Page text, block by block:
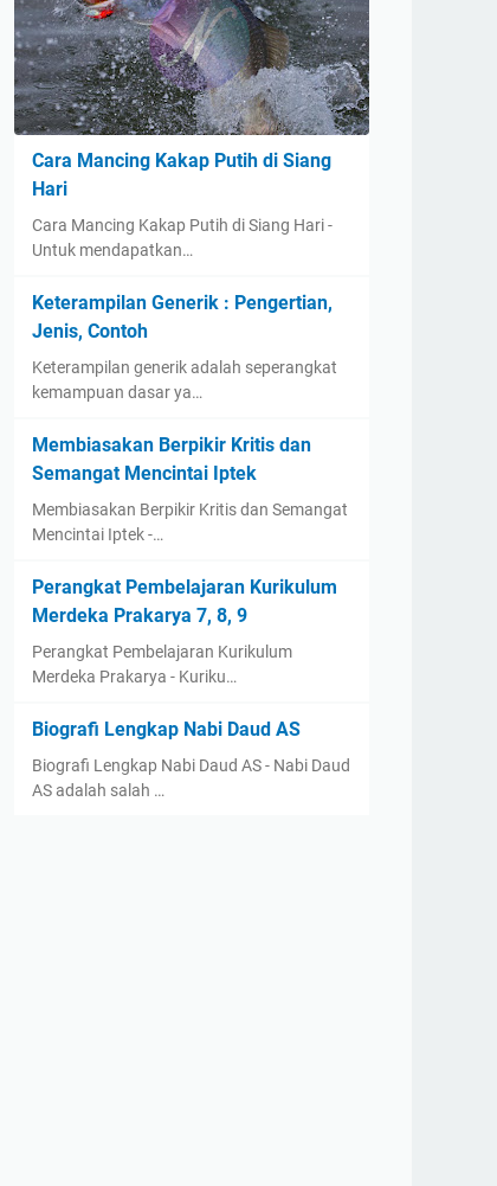
Cara Mancing Kakap Putih di Siang
Hari
Cara Mancing Kakap Putih di Siang Hari -
Untuk mendapatkan…
Keterampilan Generik : Pengertian,
Jenis, Contoh
Keterampilan generik adalah seperangkat
kemampuan dasar ya…
Membiasakan Berpikir Kritis dan
Semangat Mencintai Iptek
Membiasakan Berpikir Kritis dan Semangat
Mencintai Iptek -…
Perangkat Pembelajaran Kurikulum
Merdeka Prakarya 7, 8, 9
Perangkat Pembelajaran Kurikulum
Merdeka Prakarya - Kuriku…
Biografi Lengkap Nabi Daud AS
Biografi Lengkap Nabi Daud AS - Nabi Daud
AS adalah salah …